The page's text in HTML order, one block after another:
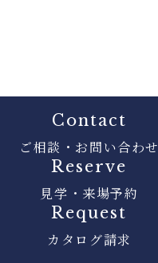
Contact
ご相談・お問い合わせ
Reserve
見学・来場予約
Request
カタログ請求